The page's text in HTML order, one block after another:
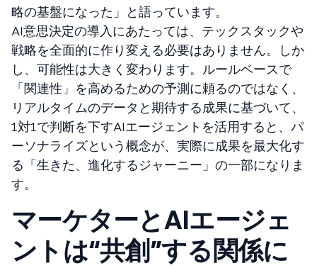
略の基盤になった」と語っています。
AI意思決定の導入にあたっては、テックスタックや
戦略を全面的に作り変える必要はありません。しか
し、可能性は大きく変わります。ルールベースで
「関連性」を高めるための予測に頼るのではなく、
リアルタイムのデータと期待する成果に基づいて、
1対1で判断を下すAIエージェントを活用すると、パ
ーソナライズという概念が、実際に成果を最大化す
る「生きた、進化するジャーニー」の一部になりま
す。
マーケターとAIエージェ
ントは“共創”する関係に